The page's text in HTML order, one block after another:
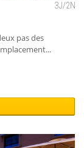
3J/2N
pas des